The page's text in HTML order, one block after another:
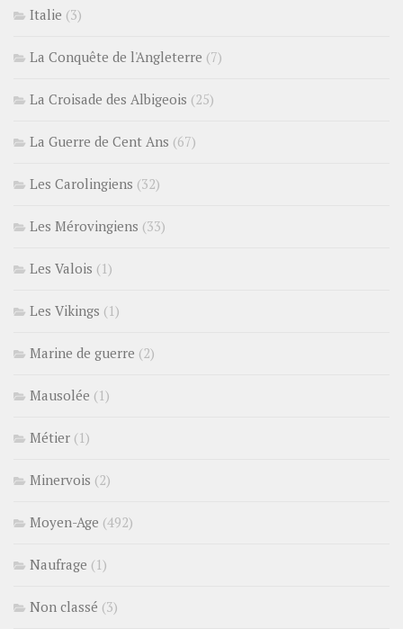
Italie (3)
La Conquête de l'Angleterre (7)
La Croisade des Albigeois (25)
La Guerre de Cent Ans (67)
Les Carolingiens (32)
Les Mérovingiens (33)
Les Valois (1)
Les Vikings (1)
Marine de guerre (2)
Mausolée (1)
Métier (1)
Minervois (2)
Moyen-Age (492)
Naufrage (1)
Non classé (3)